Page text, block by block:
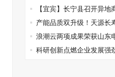
字化转型
【宜宾】长宁县召开异
谈会产能品质双升级！天源长
杆浪潮云两项成果荣获山东
科研创新点燃企业发展强